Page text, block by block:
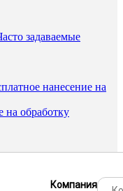
задаваемые
нанесение на
на обработку
Компания